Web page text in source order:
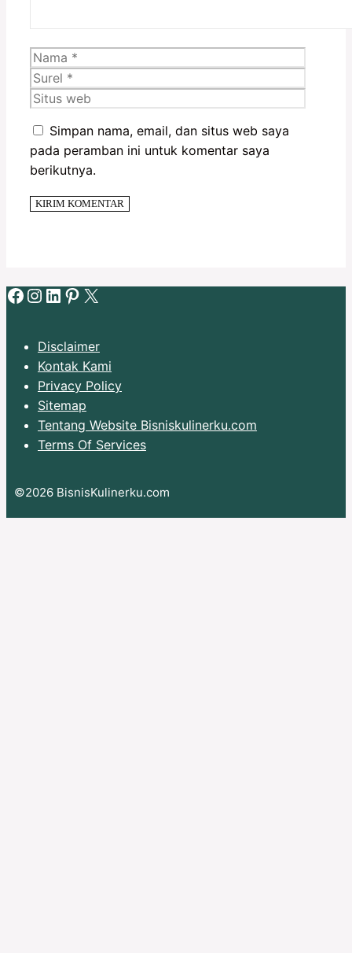
Nama
Simpan nama, email, dan situs web saya
pada peramban ini untuk komentar saya
berikutnya.
Facebook
Instagram
LinkedIn
Pinterest
X
Disclaimer
Kontak Kami
Privacy Policy
Sitemap
Tentang Website Bisniskulinerku.com
Terms Of Services
©2026 BisnisKulinerku.com